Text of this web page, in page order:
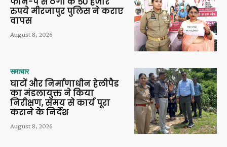
रुपये मीरजापुर पुलिस ने कराए
वापस
August 8, 2026
समाचार
घाटों और निर्माणाधीन हेलीपैड
का मंडलायुक्त ने किया
निरीक्षण, समय से कार्य पूरा
कराने के निर्देश
August 8, 2026